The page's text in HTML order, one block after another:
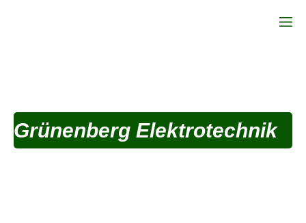
Grünenberg Elektrotechnik